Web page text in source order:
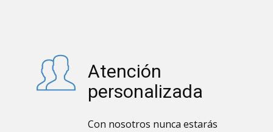
Atención
personalizada
Con nosotros nunca estarás